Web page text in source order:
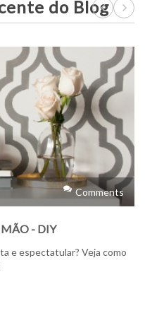
do Blog
Comments
MÃO - DIY
e espectatular? Veja como